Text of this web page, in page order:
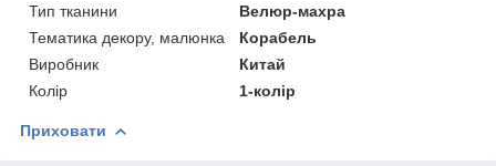
Тип тканини
Велюр-махра
Тематика декору, малюнка
Корабель
Виробник
Китай
Колір
1-колір
Приховати